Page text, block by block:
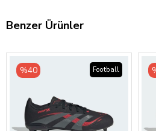
Benzer Ürünler
%40 Football